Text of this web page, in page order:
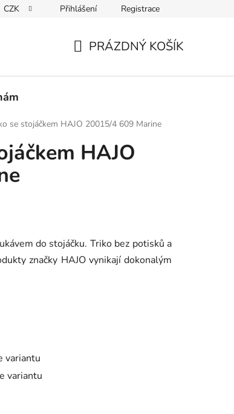
30 DNÍ NA ROZMYŠLENOU VRÁCENÍ ZBOŽÍ
CZK Přihlášení Registrace
PRÁZDNÝ KOŠÍK
se stojáčkem HAJO 20015/4 609 Marine
HAJO
do stojáčku. Triko bez potisků a
značky HAJO vynikají dokonalým
variantu
variantu